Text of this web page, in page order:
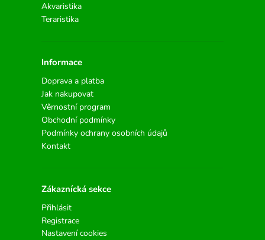
Akvaristika
Teraristika
Informace
Doprava a platba
Jak nakupovat
Věrnostní program
Obchodní podmínky
Podmínky ochrany osobních údajů
Kontakt
Zákaznícká sekce
Přihlásit
Registrace
Nastavení cookies